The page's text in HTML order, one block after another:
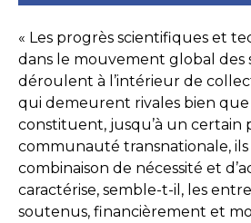
« Les progrès scientifiques et
dans le mouvement global des
déroulent à l’intérieur de
qui demeurent rivales bien que
constituent, jusqu’à un certain
communauté transnationale,
combinaison de nécessité et
caractérise, semble-t-il, les
soutenus, financièrement et